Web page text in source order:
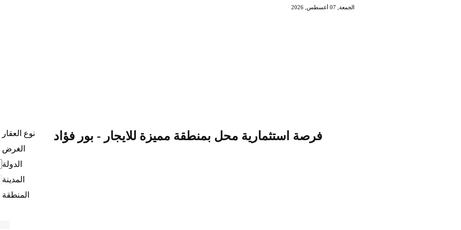
الجمعة, 07 أغسطس, 2026
فرصة استثمارية محل بمنطقة مميزة للايجار - بور فؤاد
نوع العقار
الغرض
الدولة
المدينة
المنطقة